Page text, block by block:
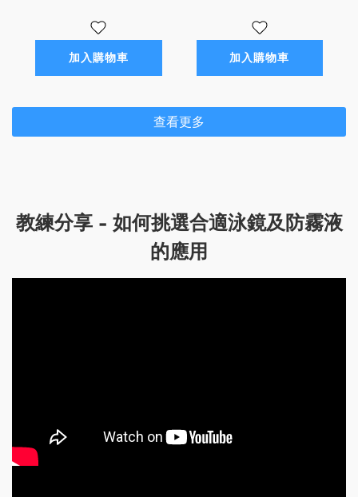
加入購物車 加入購物車
查看更多
教練分享 - 如何挑選合適泳鏡及防霧液
的應用